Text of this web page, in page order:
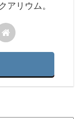
アリウム。